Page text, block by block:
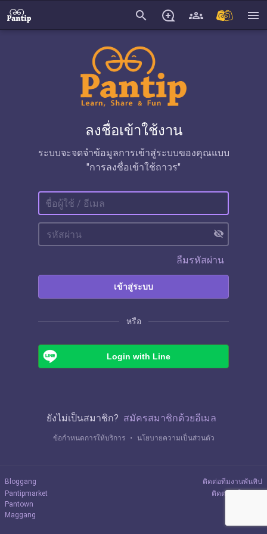
search menu
ลงชื่อเข้าใช้งาน
ระบบจะจดจำข้อมูลการเข้าสู่ระบบของคุณแบบ
"การลงชื่อเข้าใช้ถาวร"
visibility_off
ลืมรหัสผ่าน
เข้าสู่ระบบ
หรือ
Login with Line
ยังไม่เป็นสมาชิก? สมัครสมาชิกด้วยอีเมล
ข้อกำหนดการให้บริการ ・ นโยบายความเป็นส่วนตัว
Bloggang
Pantipmarket
Pantown
Maggang
ติดต่อทีมงานพันทิป
ติดต่อลงโฆษณา